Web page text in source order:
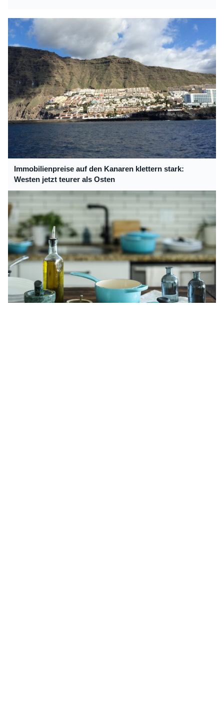
Immobilienpreise auf den Kanaren klettern stark:
Westen jetzt teurer als Osten